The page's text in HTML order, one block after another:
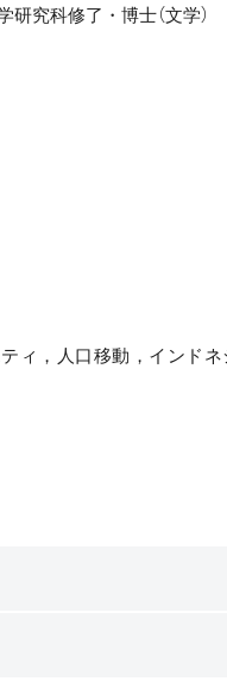
究科修了・博士（文学）
ィ，人口移動，インドネ